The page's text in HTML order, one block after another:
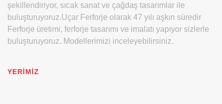
şekillendiriyor, sıcak sanat ve çağdaş tasarımlar ile
buluşturuyoruz.Uçar Ferforje olarak 47 yılı aşkın süredir
Ferforje üretimi, ferforje tasarımı ve imalatı yapıyor sizlerle
buluşturuyoruz. Modellerimizi inceleyebilirsiniz.
YERIMIZ